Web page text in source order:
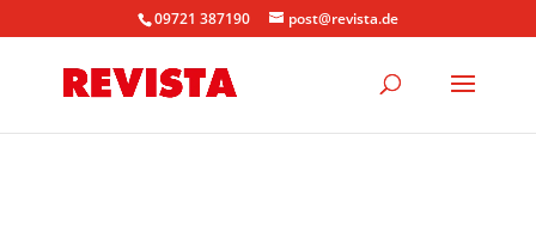
09721 387190 post@revista.de